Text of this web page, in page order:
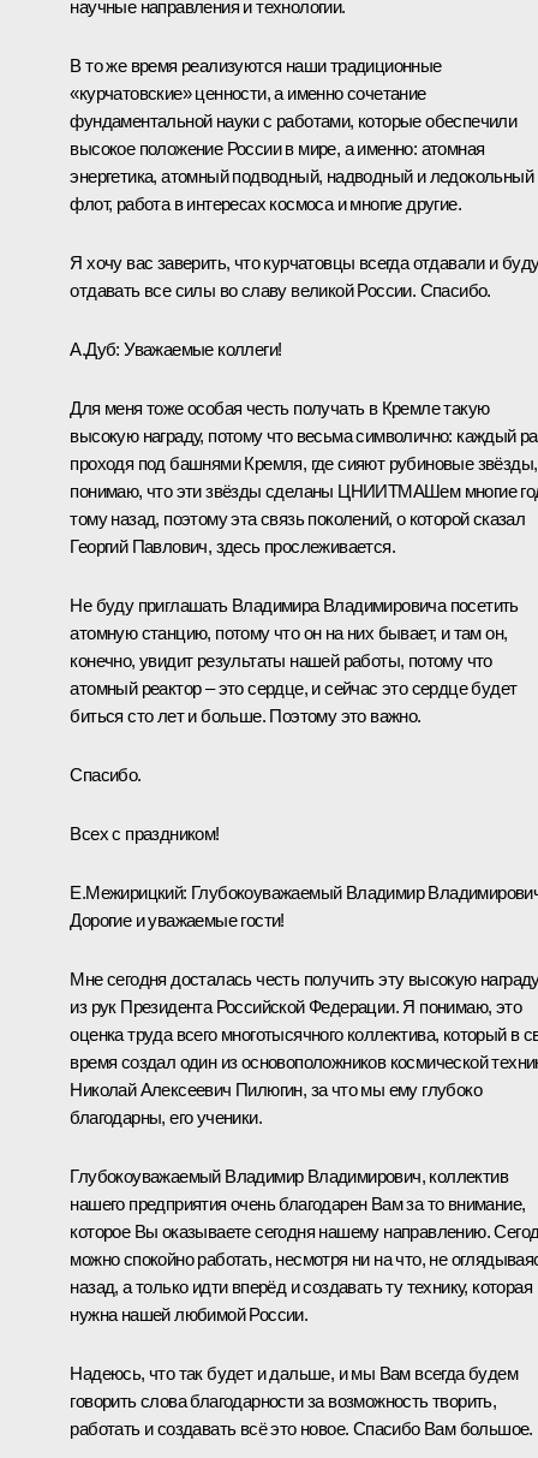
научные направления и технологии.
В то же время реализуются наши традиционные
«курчатовские» ценности, а именно сочетание
фундаментальной науки с работами, которые обеспечили
высокое положение России в мире, а именно: атомная
энергетика, атомный подводный, надводный и ледокольный
флот, работа в интересах космоса и многие другие.
Я хочу вас заверить, что курчатовцы всегда отдавали и
отдавать все силы во славу великой России. Спасибо.
А.Дуб: Уважаемые коллеги!
Для меня тоже особая честь получать в Кремле такую
высокую награду, потому что весьма символично: каждый
проходя под башнями Кремля, где сияют рубиновые
понимаю, что эти звёзды сделаны ЦНИИТМАШем многие
тому назад, поэтому эта связь поколений, о которой сказал
Георгий Павлович, здесь прослеживается.
Не буду приглашать Владимира Владимировича посетить
атомную станцию, потому что он на них бывает, и там он,
конечно, увидит результаты нашей работы, потому что
атомный реактор – это сердце, и сейчас это сердце будет
биться сто лет и больше. Поэтому это важно.
Спасибо.
Всех с праздником!
Е.Межирицкий: Глубокоуважаемый Владимир
Дорогие и уважаемые гости!
Мне сегодня досталась честь получить эту высокую
из рук Президента Российской Федерации. Я понимаю, это
оценка труда всего многотысячного коллектива, который в
время создал один из основоположников космической
Николай Алексеевич Пилюгин, за что мы ему глубоко
благодарны, его ученики.
Глубокоуважаемый Владимир Владимирович, коллектив
нашего предприятия очень благодарен Вам за то внимание,
которое Вы оказываете сегодня нашему направлению.
можно спокойно работать, несмотря ни на что, не
назад, а только идти вперёд и создавать ту технику, которая
нужна нашей любимой России.
Надеюсь, что так будет и дальше, и мы Вам всегда будем
говорить слова благодарности за возможность творить,
работать и создавать всё это новое. Спасибо Вам большое.